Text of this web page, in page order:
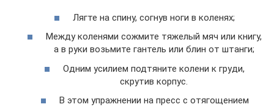
Лягте на спину, согнув ноги в коленях;
Между коленями сожмите тяжелый мяч или книгу,
а в руки возьмите гантель или блин от штанги;
Одним усилием подтяните колени к груди,
скрутив корпус.
В этом упражнении на пресс с отягощением